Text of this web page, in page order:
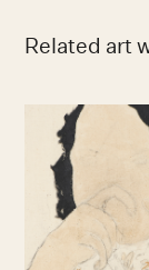
Related art